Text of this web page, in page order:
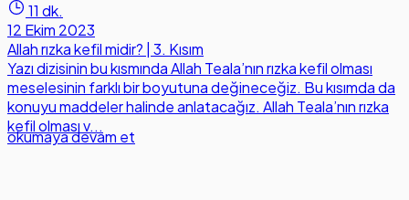
11 dk.
12 Ekim 2023
Allah rızka kefil midir? | 3. Kısım
Yazı dizisinin bu kısmında Allah Teala’nın rızka kefil olması
meselesinin farklı bir boyutuna değineceğiz. Bu kısımda da
konuyu maddeler halinde anlatacağız. Allah Teala’nın rızka
kefil olması v...
okumaya devam et